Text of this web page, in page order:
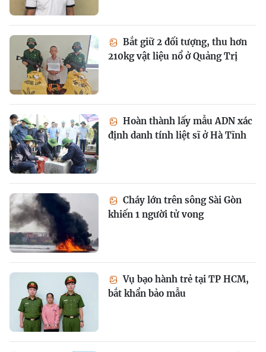
Bắt giữ 2 đối tượng, thu hơn
210kg vật liệu nổ ở Quảng Trị
Hoàn thành lấy mẫu ADN xác
định danh tính liệt sĩ ở Hà Tĩnh
Cháy lớn trên sông Sài Gòn
khiến 1 người tử vong
Vụ bạo hành trẻ tại TP HCM,
bắt khẩn bảo mẫu